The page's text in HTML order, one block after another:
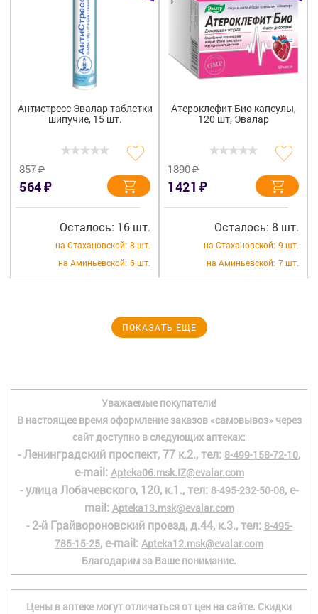
Антистресс Эвалар таблетки
шипучие, 15 шт.
857₽
564₽
Осталось: 16 шт.
на Стахановской: 8 шт.
на Аминьевской: 6 шт.
Атероклефит Био капсулы,
120 шт, Эвалар
1890₽
1421 ₽
Осталось: 8 шт.
на Стахановской: 9 шт.
на Аминьевской: 7 шт.
ПОКАЗАТЬ ЕЩЕ
Уважаемые покупатели!
В настоящее время оформление заказов «самовывоз» через
сайт доступно в следующих аптеках:
- Ленинградский проспект, 77 к.2., тел: 8-499-158-72-10,
e-mail: Apteka06.msk.IZ@evalar.com
- улица Лобачевского, 120, к.1., тел: 8-495-232-50-08, e-
mail: Apteka13.msk@evalar.com
- 2-й Грайвороновский проезд, д.44, к.3., тел: 8-495-
785-15-25, e-mail: Apteka12.msk@evalar.com
Благодарим за Ваше понимание.
Цены в аптеке могут отличаться от цен на сайте. Скидки